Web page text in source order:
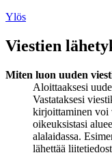
Ylös
Viestien
Miten luon uuden
Aloittaaksesi
Vastataksesi
kirjoittaminen voi
oikeuksistasi
alalaidassa.
lähettää